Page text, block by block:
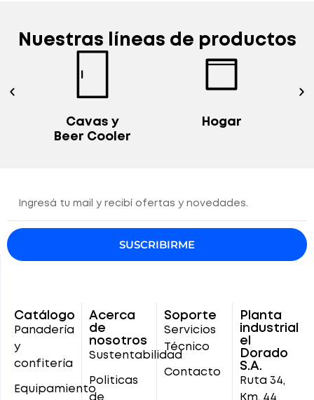
Nuestras líneas de productos
Hogar
Exhibidoras
SUSCRIBIRME
Catálogo
Panadería
y
confitería
Equipamiento
Acerca
de
nosotros
Sustentabilidad
Politicas
de
Soporte
Servicios
Técnico
Contacto
Planta
industrial
el
Dorado
S.A.
Ruta 34,
Km. 44